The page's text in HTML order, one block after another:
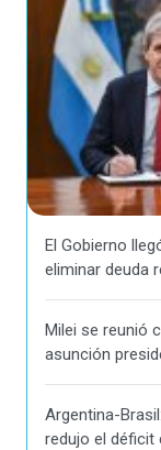
El Gobierno
eliminar deuda
Milei se reunió
asunción
Argentina-
redujo el déficit